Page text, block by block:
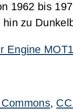
1962 bis
hin zu
,